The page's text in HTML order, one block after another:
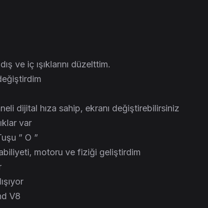
ve iç ışıklarını düzelttim.
dijital hıza sahip, ekranı değiştirebilirsiniz
var
” O ”
motoru ve fiziği geliştirdim
V8